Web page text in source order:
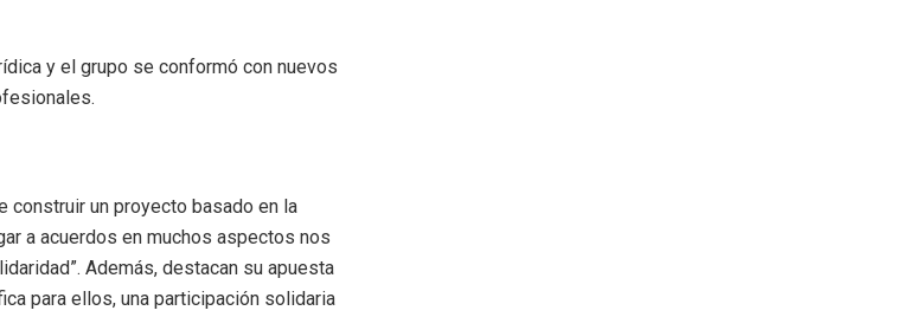
y el grupo se conformó con nuevos
construir un proyecto basado en la
a acuerdos en muchos aspectos nos
Además, destacan su apuesta
para ellos, una participación solidaria